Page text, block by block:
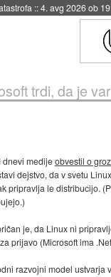
::4. avg 2026 ob 19:41
trdi, da je
dnevi medijeobvestil o
dejstvo, da v svetu
pripravlja le distribucijo.
je, da Linux ni
prijavo (Microsoft ima
razvojni model